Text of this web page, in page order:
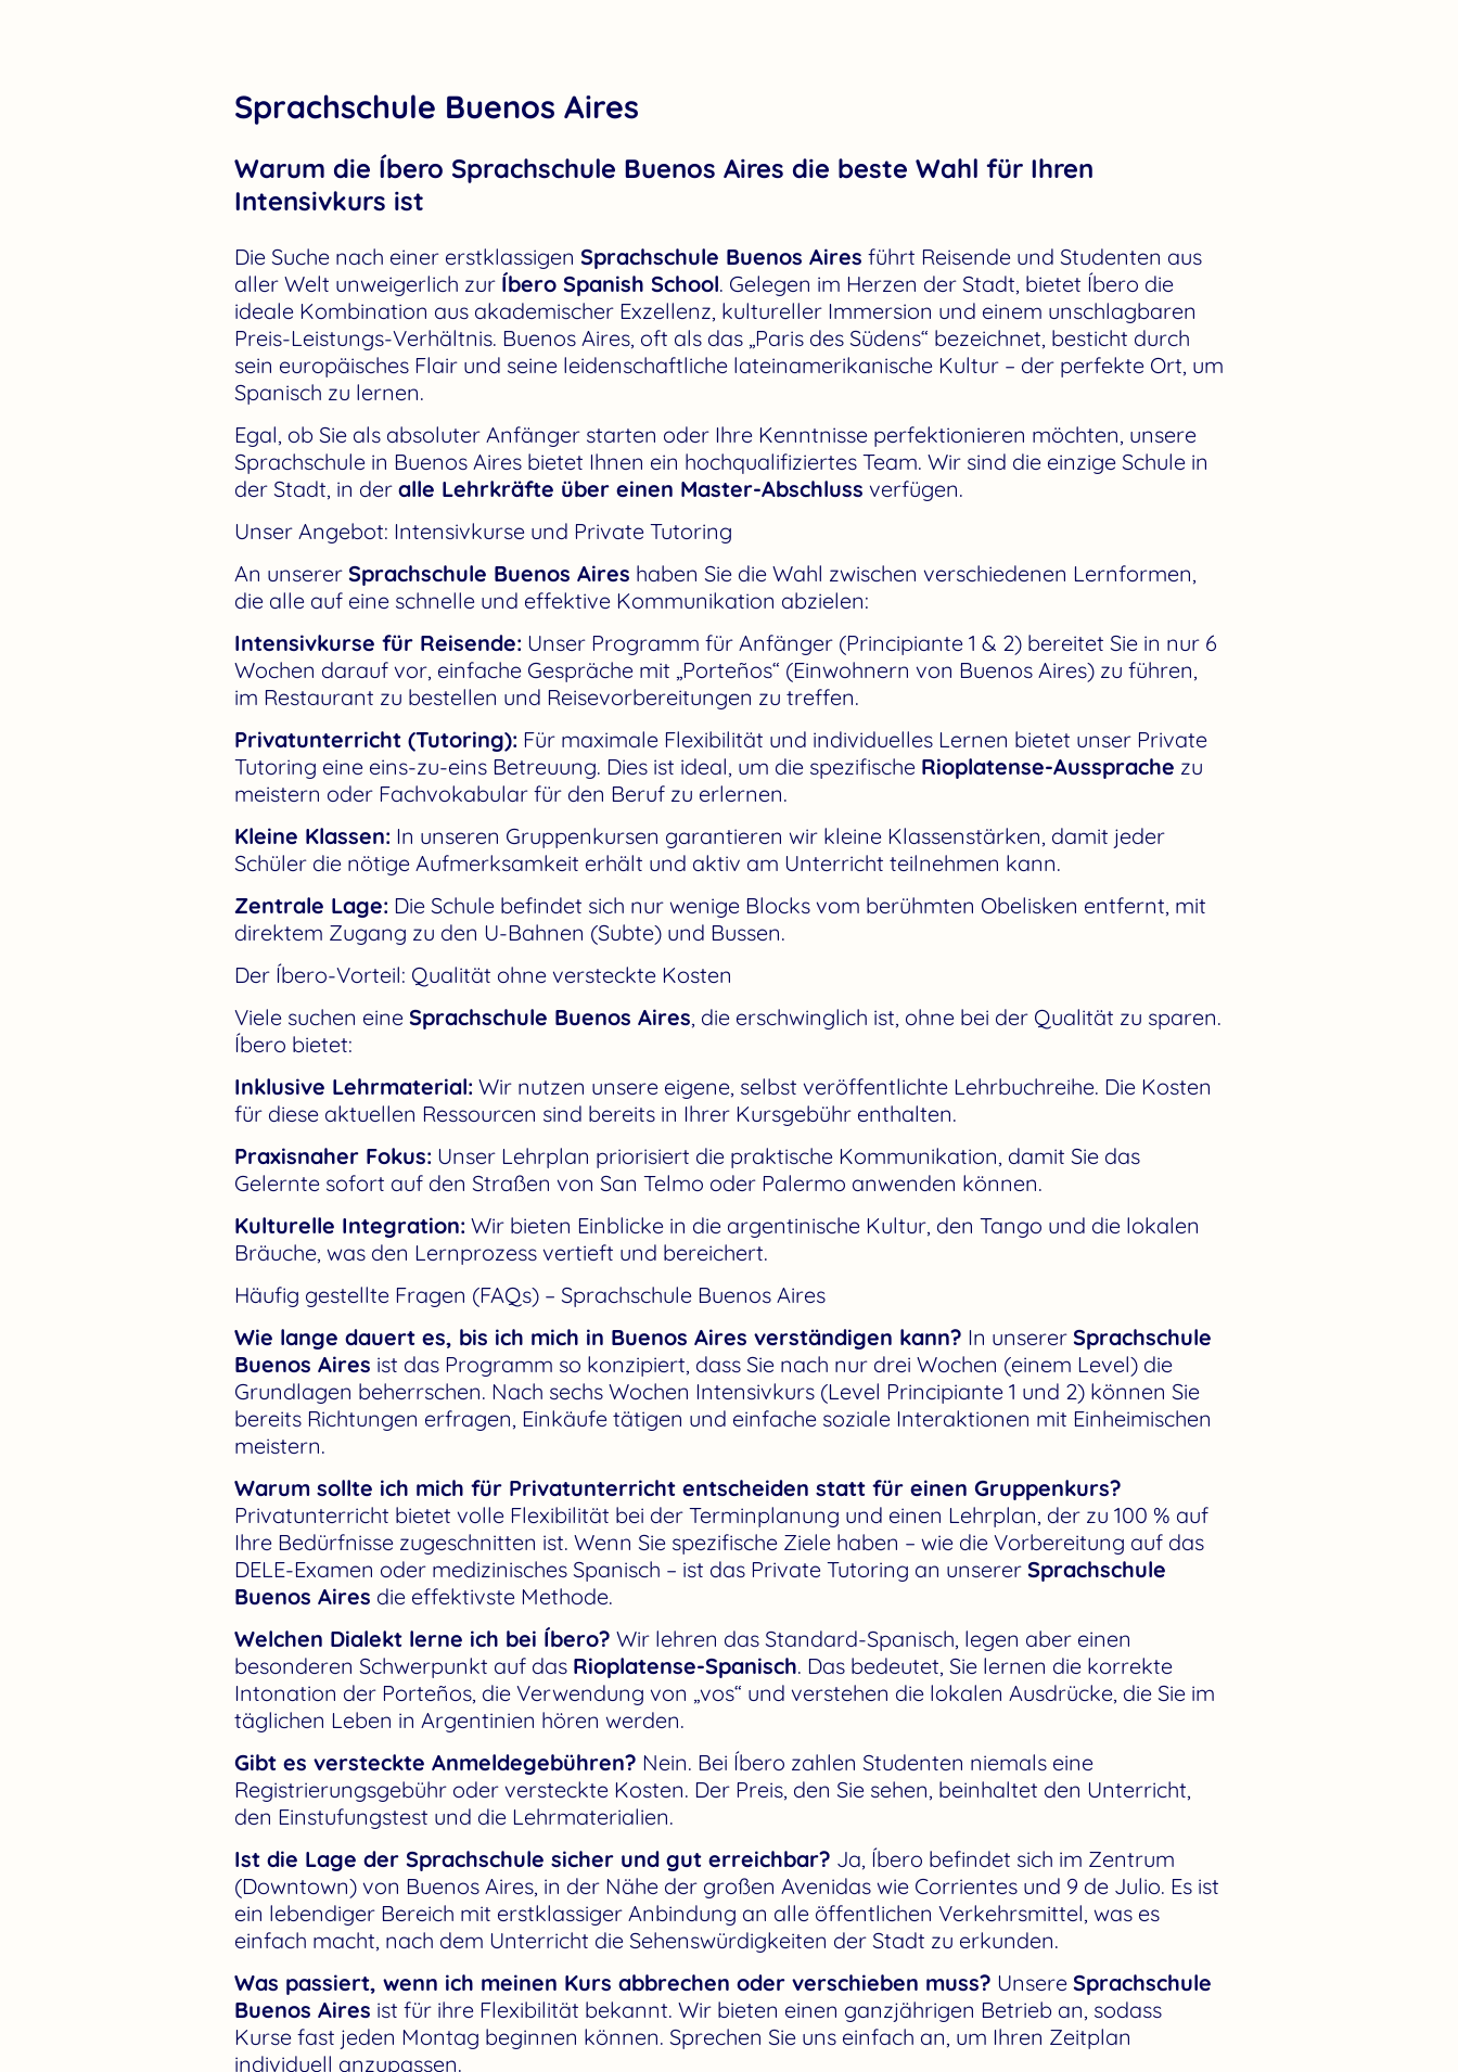
Sprachschule Buenos Aires
Warum die Íbero Sprachschule Buenos Aires die beste Wahl für Ihren
Intensivkurs ist
Die Suche nach einer erstklassigen Sprachschule Buenos Aires führt Reisende und Studenten aus
aller Welt unweigerlich zur Íbero Spanish School. Gelegen im Herzen der Stadt, bietet Íbero die
ideale Kombination aus akademischer Exzellenz, kultureller Immersion und einem unschlagbaren
Preis-Leistungs-Verhältnis. Buenos Aires, oft als das „Paris des Südens“ bezeichnet, besticht durch
sein europäisches Flair und seine leidenschaftliche lateinamerikanische Kultur – der perfekte Ort, um
Spanisch zu lernen.
Egal, ob Sie als absoluter Anfänger starten oder Ihre Kenntnisse perfektionieren möchten, unsere
Sprachschule in Buenos Aires bietet Ihnen ein hochqualifiziertes Team. Wir sind die einzige Schule in
der Stadt, in der alle Lehrkräfte über einen Master-Abschluss verfügen.
Unser Angebot: Intensivkurse und Private Tutoring
An unserer Sprachschule Buenos Aires haben Sie die Wahl zwischen verschiedenen Lernformen,
die alle auf eine schnelle und effektive Kommunikation abzielen:
Intensivkurse für Reisende: Unser Programm für Anfänger (Principiante 1 & 2) bereitet Sie in nur 6
Wochen darauf vor, einfache Gespräche mit „Porteños“ (Einwohnern von Buenos Aires) zu führen,
im Restaurant zu bestellen und Reisevorbereitungen zu treffen.
Privatunterricht (Tutoring): Für maximale Flexibilität und individuelles Lernen bietet unser Private
Tutoring eine eins-zu-eins Betreuung. Dies ist ideal, um die spezifische Rioplatense-Aussprache zu
meistern oder Fachvokabular für den Beruf zu erlernen.
Kleine Klassen: In unseren Gruppenkursen garantieren wir kleine Klassenstärken, damit jeder
Schüler die nötige Aufmerksamkeit erhält und aktiv am Unterricht teilnehmen kann.
Zentrale Lage: Die Schule befindet sich nur wenige Blocks vom berühmten Obelisken entfernt, mit
direktem Zugang zu den U-Bahnen (Subte) und Bussen.
Der Íbero-Vorteil: Qualität ohne versteckte Kosten
Viele suchen eine Sprachschule Buenos Aires, die erschwinglich ist, ohne bei der Qualität zu sparen.
Íbero bietet:
Inklusive Lehrmaterial: Wir nutzen unsere eigene, selbst veröffentlichte Lehrbuchreihe. Die Kosten
für diese aktuellen Ressourcen sind bereits in Ihrer Kursgebühr enthalten.
Praxisnaher Fokus: Unser Lehrplan priorisiert die praktische Kommunikation, damit Sie das
Gelernte sofort auf den Straßen von San Telmo oder Palermo anwenden können.
Kulturelle Integration: Wir bieten Einblicke in die argentinische Kultur, den Tango und die lokalen
Bräuche, was den Lernprozess vertieft und bereichert.
Häufig gestellte Fragen (FAQs) – Sprachschule Buenos Aires
Wie lange dauert es, bis ich mich in Buenos Aires verständigen kann? In unserer Sprachschule
Buenos Aires ist das Programm so konzipiert, dass Sie nach nur drei Wochen (einem Level) die
Grundlagen beherrschen. Nach sechs Wochen Intensivkurs (Level Principiante 1 und 2) können Sie
bereits Richtungen erfragen, Einkäufe tätigen und einfache soziale Interaktionen mit Einheimischen
meistern.
Warum sollte ich mich für Privatunterricht entscheiden statt für einen Gruppenkurs?
Privatunterricht bietet volle Flexibilität bei der Terminplanung und einen Lehrplan, der zu 100 % auf
Ihre Bedürfnisse zugeschnitten ist. Wenn Sie spezifische Ziele haben – wie die Vorbereitung auf das
DELE-Examen oder medizinisches Spanisch – ist das Private Tutoring an unserer Sprachschule
Buenos Aires die effektivste Methode.
Welchen Dialekt lerne ich bei Íbero? Wir lehren das Standard-Spanisch, legen aber einen
besonderen Schwerpunkt auf das Rioplatense-Spanisch. Das bedeutet, Sie lernen die korrekte
Intonation der Porteños, die Verwendung von „vos“ und verstehen die lokalen Ausdrücke, die Sie im
täglichen Leben in Argentinien hören werden.
Gibt es versteckte Anmeldegebühren? Nein. Bei Íbero zahlen Studenten niemals eine
Registrierungsgebühr oder versteckte Kosten. Der Preis, den Sie sehen, beinhaltet den Unterricht,
den Einstufungstest und die Lehrmaterialien.
Ist die Lage der Sprachschule sicher und gut erreichbar? Ja, Íbero befindet sich im Zentrum
(Downtown) von Buenos Aires, in der Nähe der großen Avenidas wie Corrientes und 9 de Julio. Es ist
ein lebendiger Bereich mit erstklassiger Anbindung an alle öffentlichen Verkehrsmittel, was es
einfach macht, nach dem Unterricht die Sehenswürdigkeiten der Stadt zu erkunden.
Was passiert, wenn ich meinen Kurs abbrechen oder verschieben muss? Unsere Sprachschule
Buenos Aires ist für ihre Flexibilität bekannt. Wir bieten einen ganzjährigen Betrieb an, sodass
Kurse fast jeden Montag beginnen können. Sprechen Sie uns einfach an, um Ihren Zeitplan
individuell anzupassen.